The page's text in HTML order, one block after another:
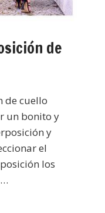
de
de cuello
un bonito y
y
el
los